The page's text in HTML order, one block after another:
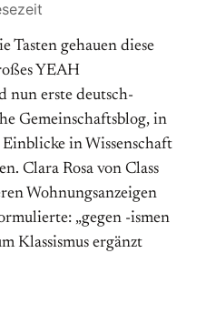
Tasten gehauen diese
YEAH
nun erste deutsch­
Gemeinschaftsblog, in
in Wissenschaft
Clara Rosa von Class
Wohnungsanzeigen
„gegen -ismen
Klassismus er­gänzt